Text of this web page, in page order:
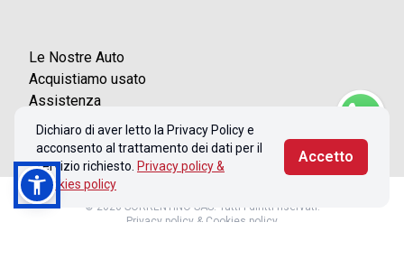
Le Nostre Auto
Acquistiamo usato
Assistenza
Contatti
Dichiaro di aver letto la Privacy Policy e
acconsento al trattamento dei dati per il
servizio richiesto. Privacy policy &
Cookies policy
Accetto
© 2026 SORRENTINO SAS. Tutti i diritti riservati.
Privacy policy & Cookies policy